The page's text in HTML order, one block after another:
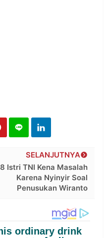
SELANJUTNYA
8 Istri TNI Kena Masalah
Karena Nyinyir Soal
Penusukan Wiranto